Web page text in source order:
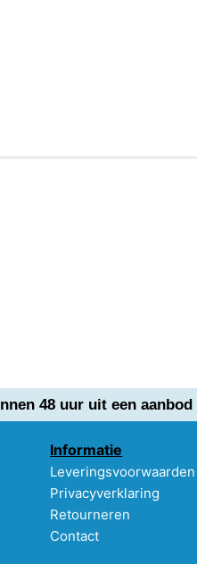
48 uur uit een
Informatie
Leveringsvoorwaarden
Privacyverklaring
Retourneren
Contact